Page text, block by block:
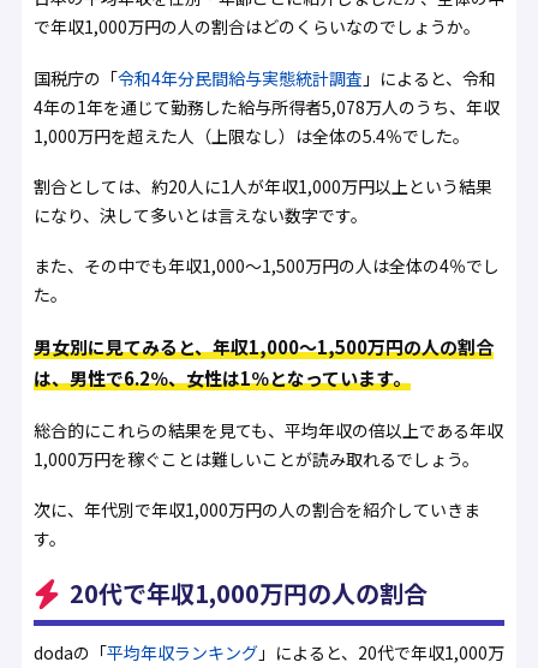
で年収1,000万円の人の割合はどのくらいなのでしょうか。
国税庁の「令和4年分民間給与実態統計調査 」によると、令和
4年の1年を通じて勤務した給与所得者5,078万人のうち、年収
1,000万円を超えた人（上限なし）は全体の5.4％でした。
割合としては、約20人に1人が年収1,000万円以上という結果
になり、決して多いとは言えない数字です。
また、その中でも年収1,000〜1,500万円の人は全体の4％でし
た。
男女別に見てみると、年収1,000〜1,500万円の人の割合
は、男性で6.2％、女性は1％となっています。
総合的にこれらの結果を見ても、平均年収の倍以上である年収
1,000万円を稼ぐことは難しいことが読み取れるでしょう。
次に、年代別で年収1,000万円の人の割合を紹介していきま
す。
20代で年収1,000万円の人の割合
dodaの「平均年収ランキング」によると、20代で年収1,000万